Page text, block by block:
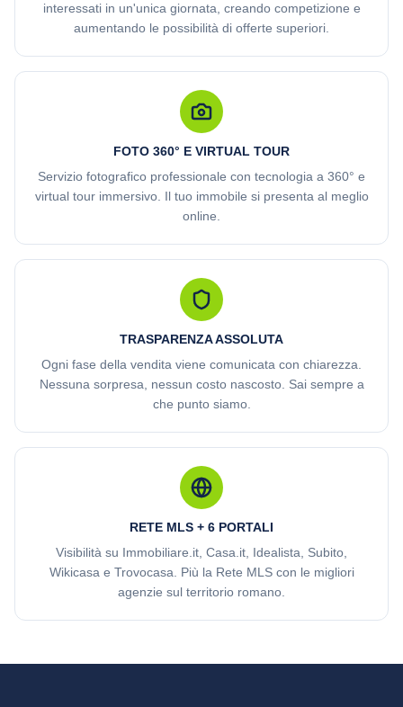
interessati in un'unica giornata, creando competizione e
aumentando le possibilità di offerte superiori.
FOTO 360° E VIRTUAL TOUR
Servizio fotografico professionale con tecnologia a 360° e
virtual tour immersivo. Il tuo immobile si presenta al meglio
online.
TRASPARENZA ASSOLUTA
Ogni fase della vendita viene comunicata con chiarezza.
Nessuna sorpresa, nessun costo nascosto. Sai sempre a
che punto siamo.
RETE MLS + 6 PORTALI
Visibilità su Immobiliare.it, Casa.it, Idealista, Subito,
Wikicasa e Trovocasa. Più la Rete MLS con le migliori
agenzie sul territorio romano.